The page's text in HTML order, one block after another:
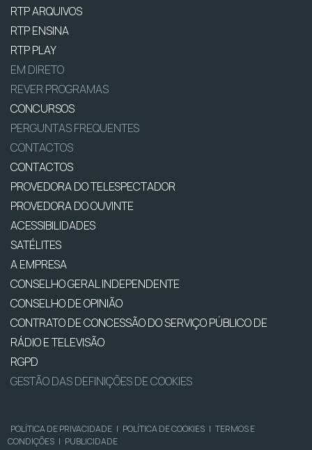
RTP ARQUIVOS
RTP ENSINA
RTP PLAY
EM DIRETO
REVER PROGRAMAS
CONCURSOS
PERGUNTAS FREQUENTES
CONTACTOS
CONTACTOS
PROVEDORA DO TELESPECTADOR
PROVEDORA DO OUVINTE
ACESSIBILIDADES
SATÉLITES
A EMPRESA
CONSELHO GERAL INDEPENDENTE
CONSELHO DE OPINIÃO
CONTRATO DE CONCESSÃO DO SERVIÇO PÚBLICO DE
RÁDIO E TELEVISÃO
RGPD
GESTÃO DAS DEFINIÇÕES DE COOKIES
POLÍTICA DE PRIVACIDADE | POLÍTICA DE COOKIES | TERMOS E
CONDIÇÕES | PUBLICIDADE